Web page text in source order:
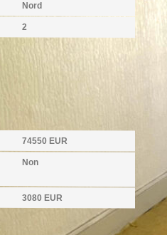
Nord
2
74550 EUR
Non
3080 EUR